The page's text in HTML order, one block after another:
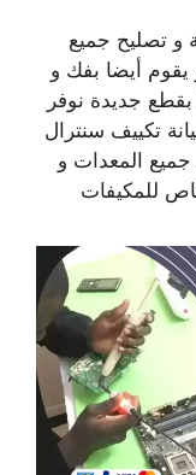
و تصليح جميع
يقوم أيضا بفك و
بقطع جديدة نوفر
تكييف سنترال
جميع المعدات و
للمكيفات